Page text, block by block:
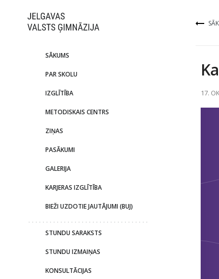
SĀKUMS
PAR SKOLU
IZGLĪTĪBA
METODISKAIS CENTRS
ZIŅAS
PASĀKUMI
GALERIJA
KARJERAS IZGLĪTĪBA
BIEŽI UZDOTIE JAUTĀJUMI (BUJ)
STUNDU SARAKSTS
STUNDU IZMAIŅAS
KONSULTĀCIJAS
17.